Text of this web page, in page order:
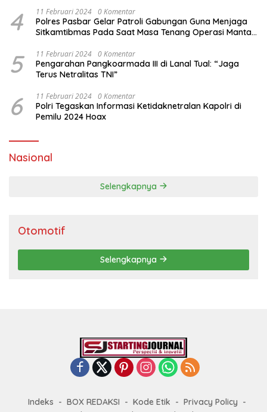
4 11 Februari 2024 0 Komentar
Polres Pasbar Gelar Patroli Gabungan Guna Menjaga
Sitkamtibmas Pada Saat Masa Tenang Operasi Mantap
5 11 Februari 2024 0 Komentar
Pengarahan Pangkoarmada III di Lanal Tual: “Jaga
Terus Netralitas TNI”
6 11 Februari 2024 0 Komentar
Polri Tegaskan Informasi Ketidaknetralan Kapolri di
Pemilu 2024 Hoax
Nasional
Selengkapnya
Otomotif
Selengkapnya
Indeks BOX REDAKSI Kode Etik
Privacy Policy